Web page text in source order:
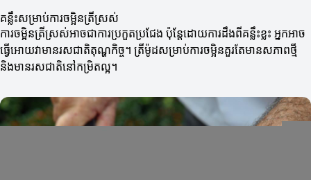
គន្លឹះសម្រាប់ការចម្អិនត្រីស្រស់
ការចម្អិនត្រីស្រស់អាចជាការប្រកួតប្រជែង ប៉ុន្តែដោយការដឹងពីគន្លឹះខ្លះ អ្នកអាច
ធ្វើអោយវាមានរសជាតិតុណ្ហកិច្ច។ ត្រីម៉ូដសម្រាប់ការចម្អិនគួរតែមានសភាពថ្មី
និងមានរសជាតិនៅកម្រិតល្អ។